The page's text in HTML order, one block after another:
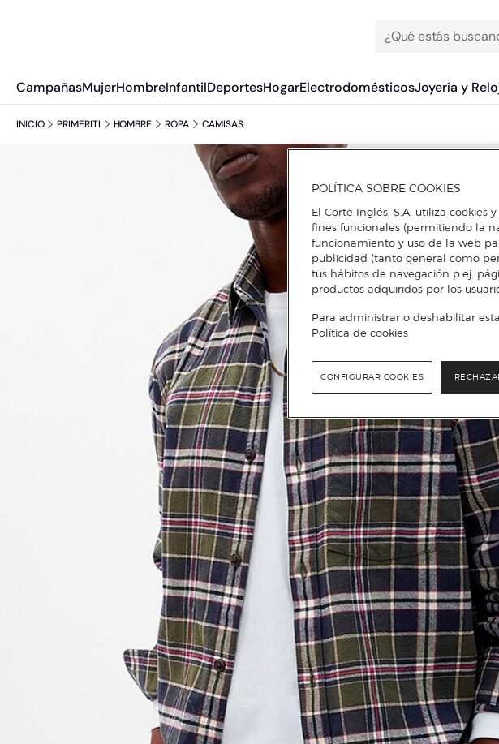
¿Qué estás
CampañasMujerHombreInfantilDeportesHogarElectrodomésticosJoyería y
INICIO PRIMERITI HOMBRE ROPA CAMISAS
POLÍTICA SOBRE COOKIES
El Corte Inglés, S.A. utiliza cookies
fines funcionales (permitiendo la
funcionamiento y uso de la web
publicidad (tanto general como
tus hábitos de navegación p.ej.
productos adquiridos por los
Para administrar o deshabilitar
Política de cookies
CONFIGURAR COOKIES